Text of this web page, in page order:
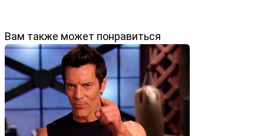
Вам также может понравиться